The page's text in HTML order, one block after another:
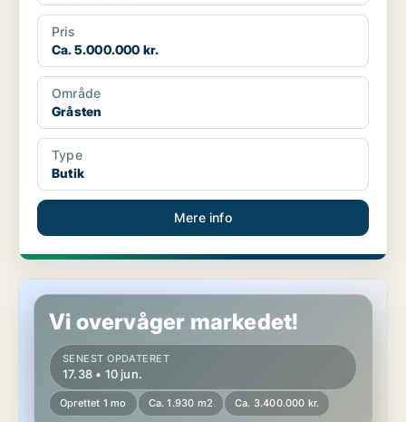
Pris
Ca. 5.000.000 kr.
Område
Gråsten
Type
Butik
Mere info
Lagerejendom i Gråsten
Vi overvåger markedet!
SENEST OPDATERET
17.38 • 10 jun.
Oprettet 1 mo Ca. 1.930 m2 Ca. 3.400.000 kr.